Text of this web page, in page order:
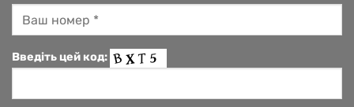
Введіть цей код: